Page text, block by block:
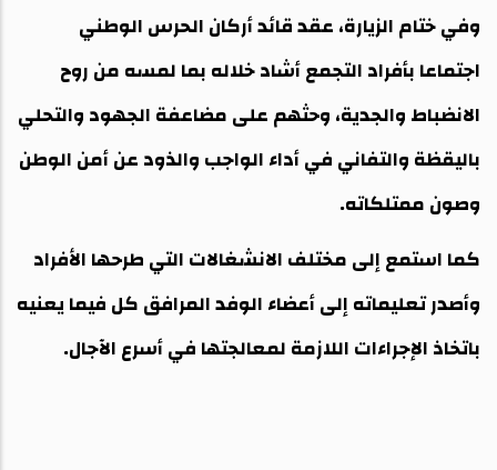
وفي ختام الزيارة، عقد قائد أركان الحرس الوطني
اجتماعا بأفراد التجمع أشاد خلاله بما لمسه من روح
الانضباط والجدية، وحثهم على مضاعفة الجهود والتحلي
باليقظة والتفاني في أداء الواجب والذود عن أمن الوطن
وصون ممتلكاته.
كما استمع إلى مختلف الانشغالات التي طرحها الأفراد
وأصدر تعليماته إلى أعضاء الوفد المرافق كل فيما يعنيه
باتخاذ الإجراءات اللازمة لمعالجتها في أسرع الآجال.